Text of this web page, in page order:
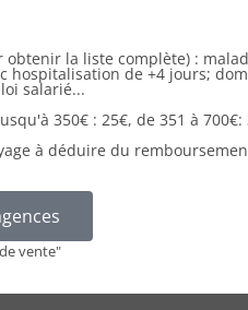
la liste complète) :
de +4 jours;
salarié...
350€ : 25€, de 351 à 700€:
à déduire du
vente"